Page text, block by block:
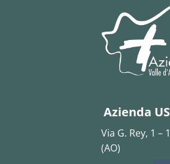
Azienda
Via G. Rey, 1 –
(AO)